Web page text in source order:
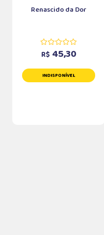
Renascido da Dor
R$ 45,30
INDISPONÍVEL